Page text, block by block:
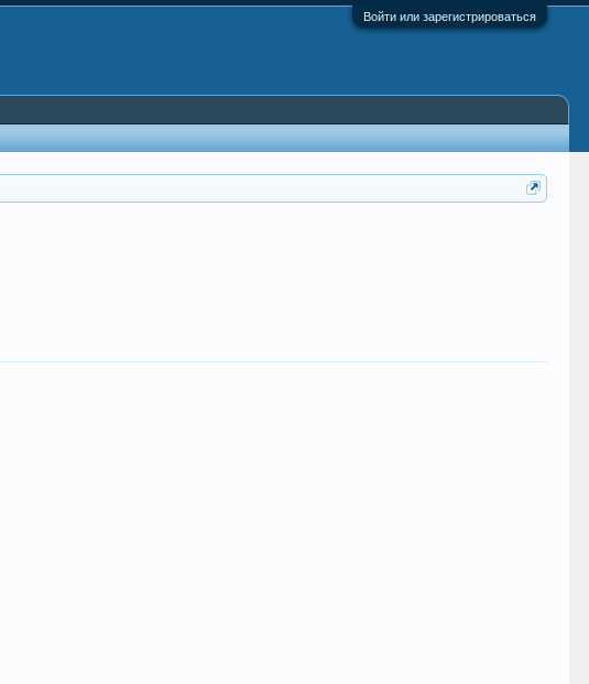
Войти или зарегистрироваться